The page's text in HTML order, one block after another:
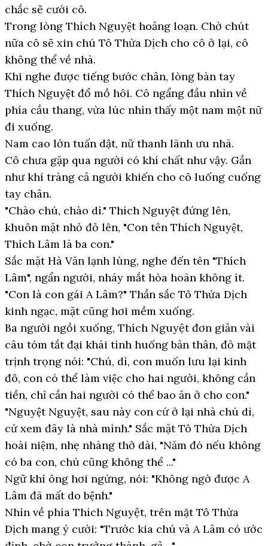
chắc sẽ cưới cô.
Trong lòng Thích Nguyệt hoảng loạn. Chờ chút
nữa cô sẽ xin chú Tô Thừa Dịch cho cô ở lại, cô
không thể về nhà.
Khi nghe được tiếng bước chân, lòng bàn tay
Thích Nguyệt đổ mồ hôi. Cô ngẩng đầu nhìn về
phía cầu thang, vừa lúc nhìn thấy một nam một nữ
đi xuống.
Nam cao lớn tuấn dật, nữ thanh lãnh ưu nhã.
Cô chưa gặp qua người có khí chất như vậy. Gần
như khí tràng cả người khiến cho cô luống cuống
tay chân.
"Chào chú, chào dì." Thích Nguyệt đứng lên,
khuôn mặt nhỏ đỏ lên, "Con tên Thích Nguyệt,
Thích Lâm là ba con."
Sắc mặt Hà Văn lạnh lùng, nghe đến tên "Thích
Lâm", ngẩn người, nháy mắt hòa hoãn không ít.
"Con là con gái A Lâm?" Thần sắc Tô Thừa Dịch
kinh ngạc, mặt cũng hơi mềm xuống.
Ba người ngồi xuống, Thích Nguyệt đơn giản vài
câu tóm tắt đại khái tình huống bản thân, đỏ mặt
trịnh trọng nói: "Chú, dì, con muốn lưu lại kinh
đô, con có thể làm việc cho hai người, không cần
tiền, chỉ cần hai người có thể bao ăn ở cho con."
"Nguyệt Nguyệt, sau này con cứ ở lại nhà chú dì,
cứ xem đây là nhà mình." Sắc mặt Tô Thừa Dịch
hoài niệm, nhẹ nhàng thở dài, "Năm đó nếu không
có ba con, chú cũng không thể ..."
Ngữ khí ông hơi ngừng, nói: "Không ngờ được A
Lâm đã mất do bệnh."
Nhìn về phía Thích Nguyệt, trên mặt Tô Thừa
Dịch mang ý cười: "Trước kia chú và A Lâm có ước